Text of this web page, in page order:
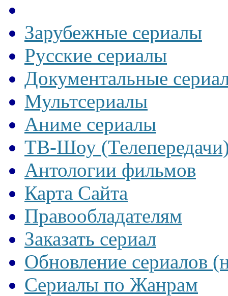
Зарубежные сериалы
Русские сериалы
Документальные
Мультсериалы
Аниме сериалы
ТВ-Шоу
Антологии фильмов
Карта Сайта
Правообладателям
Заказать сериал
Обновление сериалов
Сериалы по Жанрам